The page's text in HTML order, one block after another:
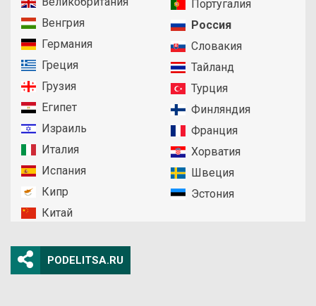
Венгрия
Германия
Греция
Грузия
Египет
Израиль
Италия
Испания
Кипр
Китай
Португалия
Россия
Словакия
Тайланд
Турция
Финляндия
Франция
Хорватия
Швеция
Эстония
PODELITSA.RU